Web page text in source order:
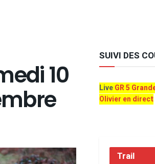
10
SUIVI DES
LiveGR 5
Olivier en direct
Trail